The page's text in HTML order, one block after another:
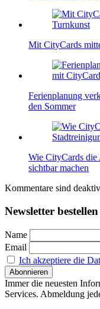
Mit CityCards
Ferienplanung
den Sommer
Wie CityCards die
sichtbar machen
Kommentare sind
Newsletter bestellen
Name
Email
Ich akzeptiere die
Immer die neuesten
Services. Abmeldung